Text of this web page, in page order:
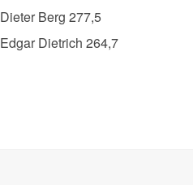
Dieter Berg 277,5
Edgar Dietrich 264,7